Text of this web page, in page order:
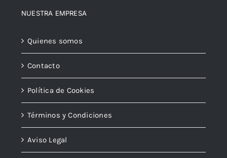
NUESTRA EMPRESA
Quienes somos
Contacto
Política de Cookies
Términos y Condiciones
Aviso Legal